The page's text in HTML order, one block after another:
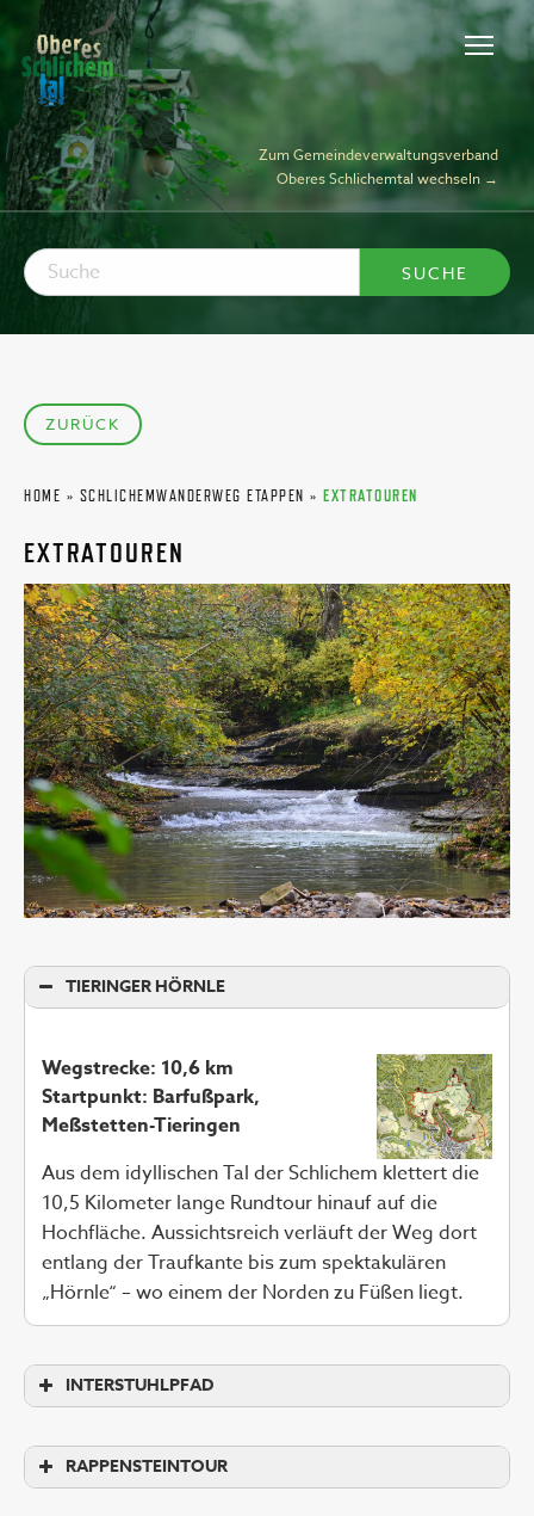
Zum Gemeindeverwaltungsverband
Oberes Schlichemtal wechseln →
ZURÜCK
HOME » SCHLICHEMWANDERWEG ETAPPEN » EXTRATOUREN
EXTRATOUREN
TIERINGER HÖRNLE
Wegstrecke: 10,6 km
Startpunkt: Barfußpark,
Meßstetten-Tieringen
Aus dem idyllischen Tal der Schlichem klettert die
10,5 Kilometer lange Rundtour hinauf auf die
Hochfläche. Aussichtsreich verläuft der Weg dort
entlang der Traufkante bis zum spektakulären
„Hörnle“ – wo einem der Norden zu Füßen liegt.
INTERSTUHLPFAD
RAPPENSTEINTOUR